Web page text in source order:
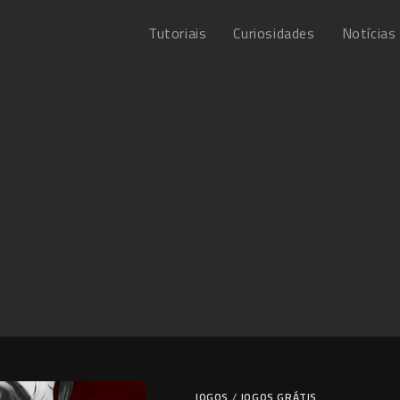
Tutoriais Curiosidades Notícias